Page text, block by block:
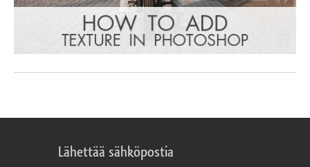
Lähettää sähköpostia